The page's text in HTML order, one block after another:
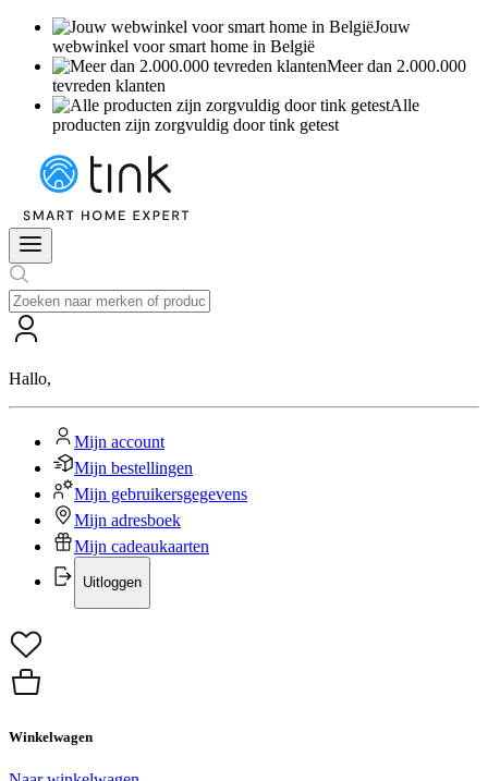
Jouw
webwinkel voor smart home in België
Meer dan 2.000.000
tevreden klanten
Alle
producten zijn zorgvuldig door tink getest
Hallo,
Mijn account
Mijn bestellingen
Mijn gebruikersgegevens
Mijn adresboek
Mijn cadeaukaarten
Uitloggen
Winkelwagen